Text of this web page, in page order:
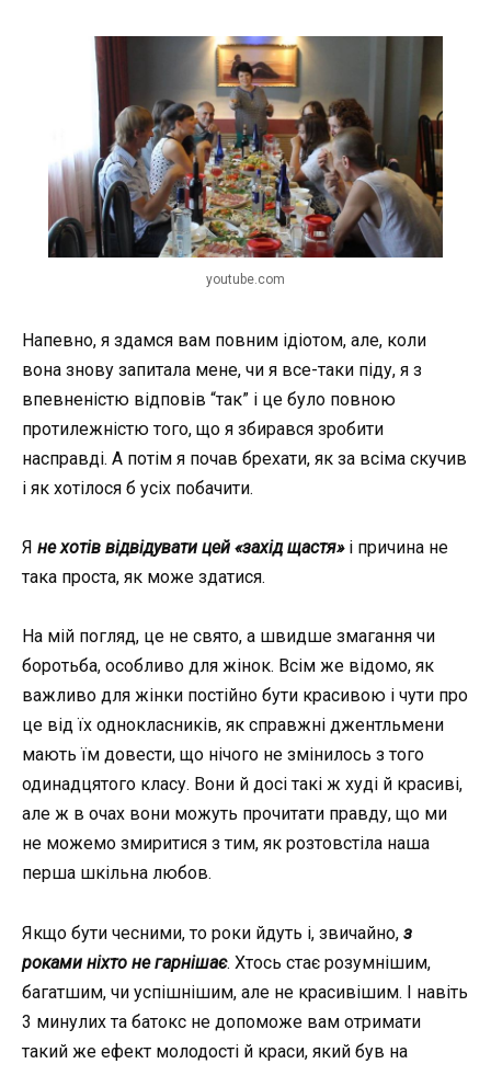
youtube.com
Напевно, я здамся вам повним ідіотом, але, коли
вона знову запитала мене, чи я все-таки піду, я з
впевненістю відповів “так” і це було повною
протилежністю того, що я збирався зробити
насправді. А потім я почав брехати, як за всіма скучив
і як хотілося б усіх побачити.
Я не хотів відвідувати цей «захід щастя»і причина не
така проста, як може здатися.
На мій погляд, це не свято, а швидше змагання чи
боротьба, особливо для жінок. Всім же відомо, як
важливо для жінки постійно бути красивою і чути про
це від їх однокласників, як справжні джентльмени
мають їм довести, що нічого не змінилось з того
одинадцятого класу. Вони й досі такі ж худі й красиві,
але ж в очах вони можуть прочитати правду, що ми
не можемо змиритися з тим, як розтовстіла наша
перша шкільна любов.
Якщо бути чесними, то роки йдуть і, звичайно, з
роками ніхто не гарнішає. Хтось стає розумнішим,
багатшим, чи успішнішим, але не красивішим. І навіть
3 минулих та батокс не допоможе вам отримати
такий же ефект молодості й краси, який був на